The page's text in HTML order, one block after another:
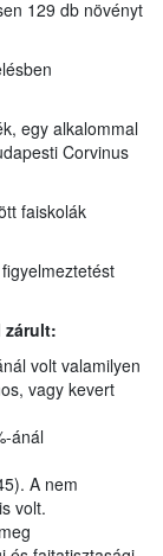
129 db növényt
egy alkalommal
Corvinus
faiskolák
zárult:
volt valamilyen
vagy kevert
ánál
A nem
volt.